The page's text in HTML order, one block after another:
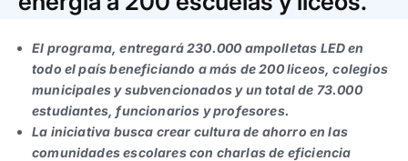
Trabaja con nosotros
Ver todo
Ver todas
Español|English
Ver todas
Español|English
progresivos de gestión
Ver todos
Español English
Español English
El programa, entregará 230.000 ampolletas LED en
todo el país beneficiando a más de 200 liceos, colegios
municipales y subvencionados y un total de 73.000
estudiantes, funcionarios y profesores.
La iniciativa busca crear cultura de ahorro en las
comunidades escolares con charlas de eficiencia